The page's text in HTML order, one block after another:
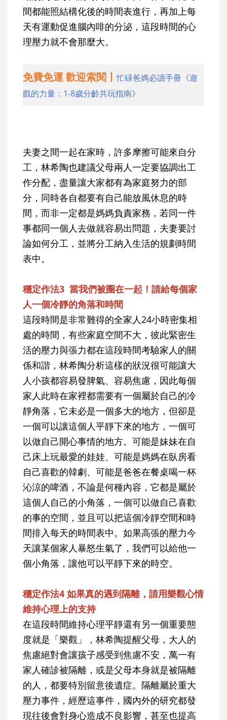
間都能照結構化後的時間表進行，再加上每
天有運動促進腦內啡的分泌，這段時間的心
理壓力就不會那麼大。
免費免運 歡迎索閱丨忙碌爸媽必讀手冊《遊
戲的力量：1-8歲分齡共玩指南》
夫妻之間一起在家時，許多摩擦可能來自分
工，林希陶也建議父母兩人一定要協調出工
作分配，盡量讓大家都有為家庭努力的部
分，同時各自都要有自己能放風休息的時
間，而非一定都是媽媽負責家務，若同一件
事都同一個人去做就容易出問題，夫妻要討
論如何分工，並將分工納入生活的規劃時間
表中。
穩定作法3 當我們被圈在一起！請給每個家
人一個冷靜的角落和時間
這段時間是非常難得的全家人24小時密集相
處的時間，有些家庭空間不大，彼此緊密生
活的壓力與張力都在這段時間考驗家人的關
係和諧，林希陶分析這樣的狀況很可能讓大
人小孩都容易發脾氣、容易焦慮，因此每個
家人此時在家裡都需要有一個屬於自己的冷
靜角落，它未必是一個多大的地方，但卻是
一個可以讓這個人平靜下來的地方，一個可
以做自己開心事情的地方。可能是妹妹在自
己床上玩最愛的娃娃、可能是媽媽在臥房看
自己喜歡的韓劇、可能是爸爸在餐桌喝一杯
沁涼的啤酒，不論是何種內容，它都是屬於
這個人自己的小角落，一個可以做自己喜歡
的事的空間，並且可以把這個冷靜空間和時
間排入每天的時間表中。如果高張的壓力今
天讓某個家人暴怒生氣了，我們可以給他一
個小角落，讓他可以平靜下來的時空。
穩定作法4 如果真的遇到隔離，請用樂觀心情
維持心理上的支持
在這段時間維持心理平靜還有另一個重要態
度就是「樂觀」，林希陶提醒父母，大人的
焦慮絕對會讓孩子感受到焦慮不安，萬一有
家人確診被隔離，或是父母本身就是被隔離
的人，都要特別留意後遺症。隔離屬於重大
壓力事件，經歷這事件，國內外的研究都發
現往後會對身心造成不良影響，甚至也提高